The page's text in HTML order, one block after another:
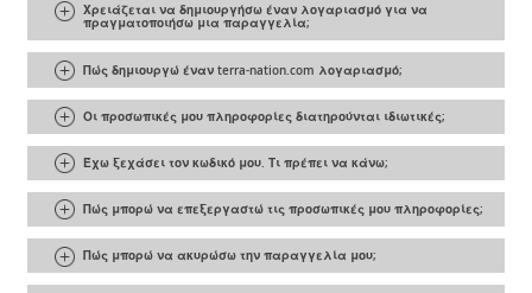
Χρειάζεται να δημιουργήσω έναν λογαριασμό για να
πραγματοποιήσω μια παραγγελία;
Πώς δημιουργώ έναν terra-nation.com λογαριασμό;
Οι προσωπικές μου πληροφορίες διατηρούνται ιδιωτικές;
Έχω ξεχάσει τον κωδικό μου. Τι πρέπει να κάνω;
Πώς μπορώ να επεξεργαστώ τις προσωπικές μου πληροφορίες;
Πώς μπορώ να ακυρώσω την παραγγελία μου;